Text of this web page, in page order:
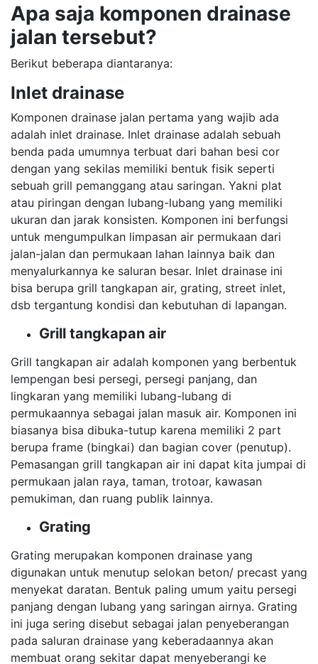
Apa saja komponen drainase
jalan tersebut?
Berikut beberapa diantaranya:
Inlet drainase
Komponen drainase jalan pertama yang wajib ada
adalah inlet drainase. Inlet drainase adalah sebuah
benda pada umumnya terbuat dari bahan besi cor
dengan yang sekilas memiliki bentuk fisik seperti
sebuah grill pemanggang atau saringan. Yakni plat
atau piringan dengan lubang-lubang yang memiliki
ukuran dan jarak konsisten. Komponen ini berfungsi
untuk mengumpulkan limpasan air permukaan dari
jalan-jalan dan permukaan lahan lainnya baik dan
menyalurkannya ke saluran besar. Inlet drainase ini
bisa berupa grill tangkapan air, grating, street inlet,
dsb tergantung kondisi dan kebutuhan di lapangan.
Grill tangkapan air
Grill tangkapan air adalah komponen yang berbentuk
lempengan besi persegi, persegi panjang, dan
lingkaran yang memiliki lubang-lubang di
permukaannya sebagai jalan masuk air. Komponen ini
biasanya bisa dibuka-tutup karena memiliki 2 part
berupa frame (bingkai) dan bagian cover (penutup).
Pemasangan grill tangkapan air ini dapat kita jumpai di
permukaan jalan raya, taman, trotoar, kawasan
pemukiman, dan ruang publik lainnya.
Grating
Grating merupakan komponen drainase yang
digunakan untuk menutup selokan beton/ precast yang
menyekat daratan. Bentuk paling umum yaitu persegi
panjang dengan lubang yang saringan airnya. Grating
ini juga sering disebut sebagai jalan penyeberangan
pada saluran drainase yang keberadaannya akan
membuat orang sekitar dapat menyeberangi ke